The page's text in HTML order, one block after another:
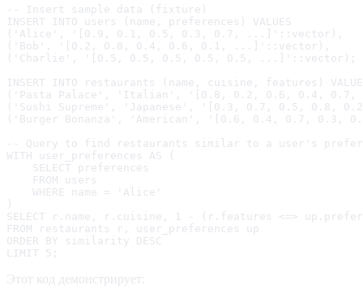
-- Insert sample data (fixture)
INSERT INTO users (name, preferences) VALUES
('Alice', '[0.9, 0.1, 0.5, 0.3, 0.7, ...]'::vector),
('Bob', '[0.2, 0.8, 0.4, 0.6, 0.1, ...]'::vector),
('Charlie', '[0.5, 0.5, 0.5, 0.5, 0.5, ...]'::vector);
INSERT INTO restaurants (name, cuisine, features)
('Pasta Palace', 'Italian', '[0.8, 0.2, 0.6, 0.4,
('Sushi Supreme', 'Japanese', '[0.3, 0.7, 0.5, 0.8,
('Burger Bonanza', 'American', '[0.6, 0.4, 0.7,
-- Query to find restaurants similar to a user's
WITH user_preferences AS (
    SELECT preferences
    FROM users
    WHERE name = 'Alice'
)
SELECT r.name, r.cuisine, 1 - (r.features <=>
FROM restaurants r, user_preferences up
ORDER BY similarity DESC
LIMIT 5;
Этот код демонстрирует: